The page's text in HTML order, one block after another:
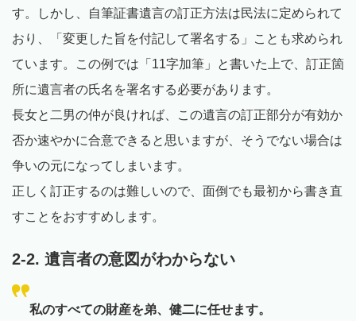
す。しかし、自筆証書遺言の訂正方法は民法に定められて
おり、「変更した旨を付記して署名する」ことも求められ
ています。この例では「11字加筆」と書いた上で、訂正箇
所に遺言者の氏名を署名する必要があります。
長女と二男の仲が良ければ、この遺言の訂正部分が有効か
否か速やかに合意できると思いますが、そうでない場合は
争いの元になってしまいます。
正しく訂正するのは難しいので、面倒でも最初から書き直
すことをおすすめします。
2-2. 遺言者の意図がわからない
私のすべての財産を弟、健二に任せます。